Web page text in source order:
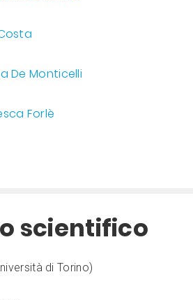
De Monticelli
Forlè
scientifico
di Torino)